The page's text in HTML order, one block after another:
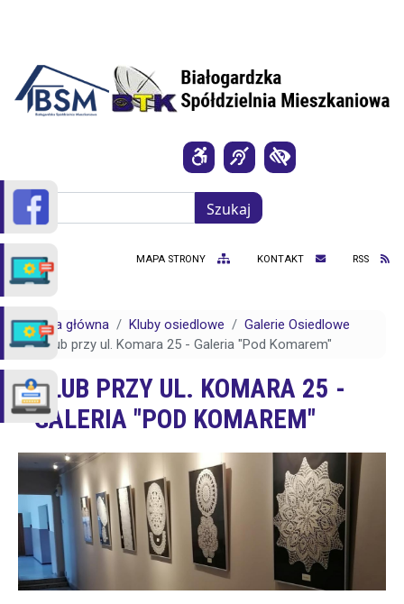
Szukaj
Szukaj
MAPA STRONY KONTAKT RSS
Strona główna Kluby osiedlowe
Galerie Osiedlowe
Klub przy ul. Komara 25 - Galeria "Pod Komarem"
KLUB PRZY UL. KOMARA 25 -
GALERIA "POD KOMAREM"